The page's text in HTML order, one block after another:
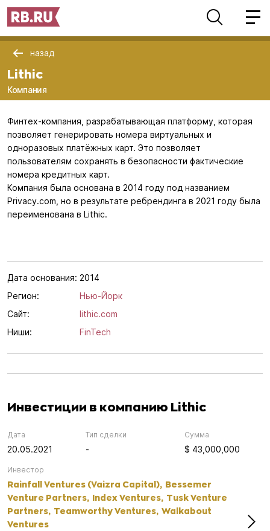
назад
Lithic
Компания
Финтех-компания, разрабатывающая платформу, которая
позволяет генерировать номера виртуальных и
одноразовых платёжных карт. Это позволяет
пользователям сохранять в безопасности фактические
номера кредитных карт.
Компания была основана в 2014 году под названием
Privacy.com, но в результате ребрендинга в 2021 году была
переименована в Lithic.
Дата основания: 2014
Регион:
Нью-Йорк
Сайт:
lithic.com
Ниши:
FinTech
Инвестиции в компанию Lithic
Дата
20.05.2021
Тип сделки
-
Сумма
$ 43,000,000
Инвестор
Rainfall Ventures (Vaizra Capital), Bessemer
Venture Partners, Index Ventures, Tusk Venture
Partners, Teamworthy Ventures, Walkabout
Ventures